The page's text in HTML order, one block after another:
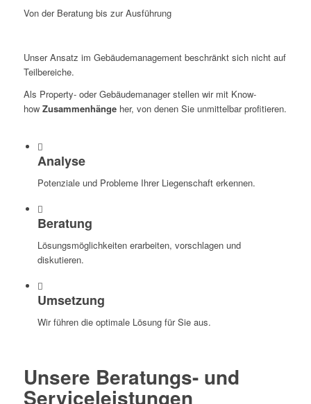
Von der Beratung bis zur Ausführung
Unser Ansatz im Gebäudemanagement beschränkt sich nicht auf
Teilbereiche.
Als Property- oder Gebäudemanager stellen wir mit Know-
how Zusammenhängeher, von denen Sie unmittelbar profitieren.
Analyse
Potenziale und Probleme Ihrer Liegenschaft erkennen.
Beratung
Lösungsmöglichkeiten erarbeiten, vorschlagen und
diskutieren.
Umsetzung
Wir führen die optimale Lösung für Sie aus.
Unsere Beratungs- und
Serviceleistungen